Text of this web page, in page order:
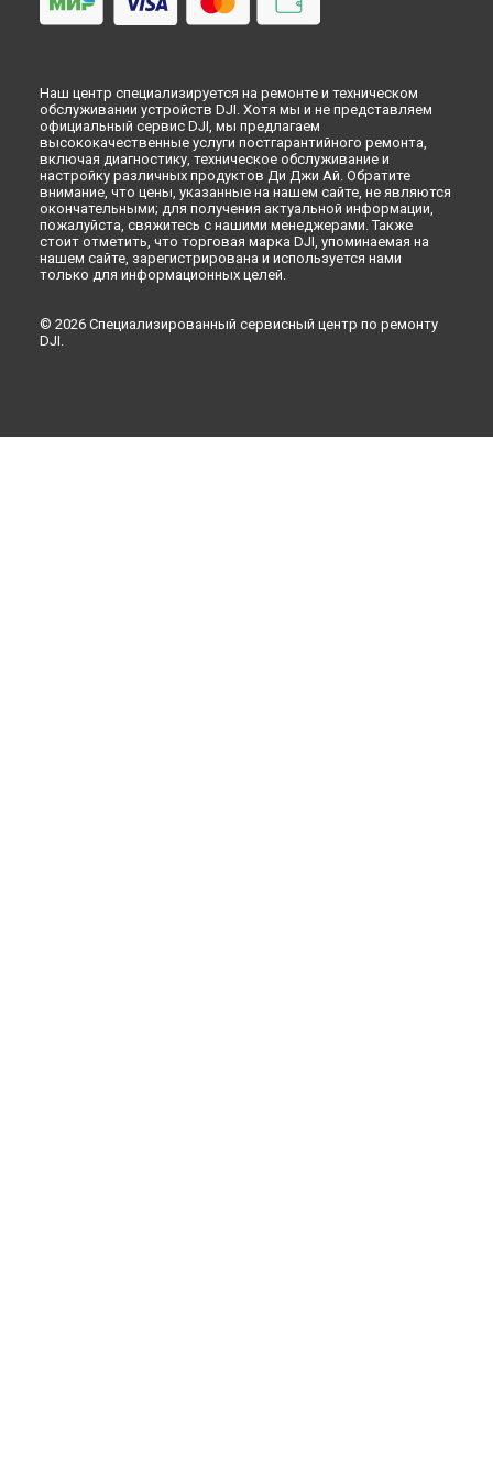
Наш центр специализируется на ремонте и техническом
обслуживании устройств DJI. Хотя мы и не представляем
официальный сервис DJI, мы предлагаем
высококачественные услуги постгарантийного ремонта,
включая диагностику, техническое обслуживание и
настройку различных продуктов Ди Джи Ай. Обратите
внимание, что цены, указанные на нашем сайте, не являются
окончательными; для получения актуальной информации,
пожалуйста, свяжитесь с нашими менеджерами. Также
стоит отметить, что торговая марка DJI, упоминаемая на
нашем сайте, зарегистрирована и используется нами
только для информационных целей.
© 2026 Специализированный сервисный центр по ремонту
DJI.